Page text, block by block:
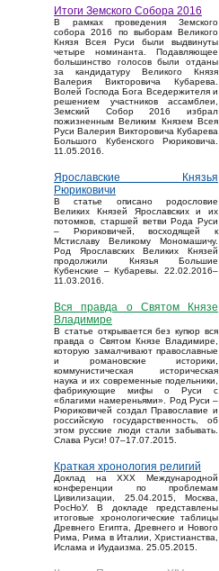
Итоги Земского Собора 2016
В рамках проведения Земского
собора 2016 по выборам Великого
Князя Всея Руси были выдвинуты
четыре номинанта. Подавляющее
большинство голосов были отданы
за кандидатуру Великого Князя
Валерия Викторовича Кубарева.
Волей Господа Бога Вседержителя и
решением участников ассамблеи,
Земский Собор 2016 избрал
пожизненным Великим Князем Всея
Руси Валерия Викторовича Кубарева
Большого Кубенского Рюриковича.
11.05.2016.
Ярославские Князья
Рюриковичи
В статье описано родословие
Великих Князей Ярославских и их
потомков, старшей ветви Рода Руси
– Рюриковичей, восходящей к
Мстиславу Великому Мономашичу.
Род Ярославских Великих Князей
продолжили Князья Большие
Кубенские – Кубаревы. 22.02.2016–
11.03.2016.
Вся правда о Святом Князе
Владимире
В статье открывается без купюр вся
правда о Святом Князе Владимире,
которую замалчивают православные
и романовские историки,
коммунистическая историческая
наука и их современные подельники,
фабрикующие мифы о Руси с
«благими намереньями». Род Руси –
Рюриковичей создал Православие и
российскую государственность, об
этом русские люди стали забывать.
Слава Руси! 07–17.07.2015.
Краткая хронология религий
Доклад на XXX Международной
конференции по проблемам
Цивилизации, 25.04.2015, Москва,
РосНоУ. В докладе представлены
итоговые хронологические таблицы
Древнего Египта, Древнего и Нового
Рима, Рима в Италии, Христианства,
Ислама и Иудаизма. 25.05.2015.